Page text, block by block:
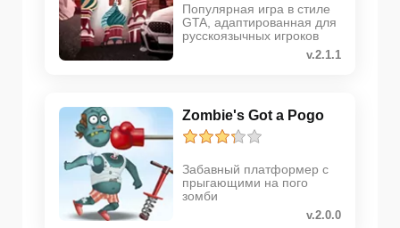
Популярная игра в стиле
GTA, адаптированная для
русскоязычных игроков
v.2.1.1
Zombie's Got a Pogo
Забавный платформер с
прыгающими на пого
зомби
v.2.0.0